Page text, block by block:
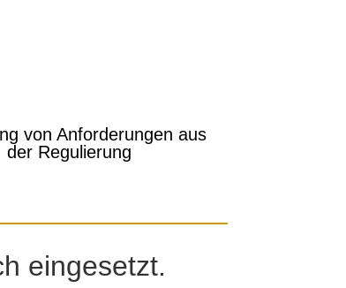
von Anforderungen aus
der Regulierung
eingesetzt.